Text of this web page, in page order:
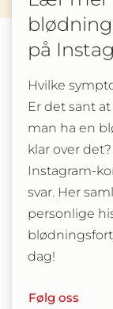
på
Hvilke
Er det sant
man ha en
klar over
Instagram-
svar. Her
personlige
dag!
Følg oss